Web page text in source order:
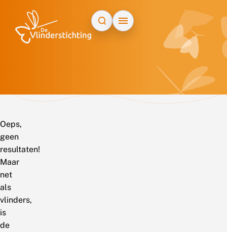
Oeps,
geen
resultaten!
Maar
net
als
vlinders,
is
de